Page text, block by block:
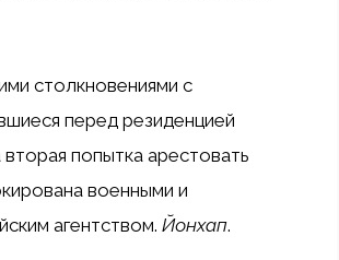
столкновениями с
перед резиденцией
попытка арестовать
военными и
агентством. Йонхап.